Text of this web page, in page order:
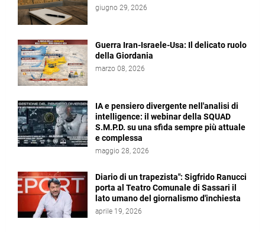
giugno 29, 2026
Guerra Iran-Israele-Usa: Il delicato ruolo
della Giordania
marzo 08, 2026
IA e pensiero divergente nell'analisi di
intelligence: il webinar della SQUAD
S.M.P.D. su una sfida sempre più attuale
e complessa
maggio 28, 2026
Diario di un trapezista": Sigfrido Ranucci
porta al Teatro Comunale di Sassari il
lato umano del giornalismo d'inchiesta
aprile 19, 2026